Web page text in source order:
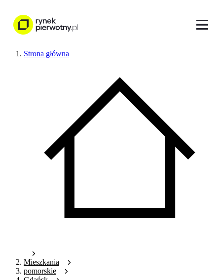
Strona główna
Mieszkania
pomorskie